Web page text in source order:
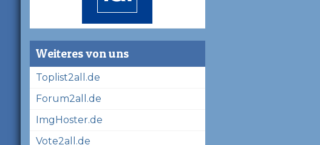
Weiteres von uns
Toplist2all.de
Forum2all.de
ImgHoster.de
Vote2all.de